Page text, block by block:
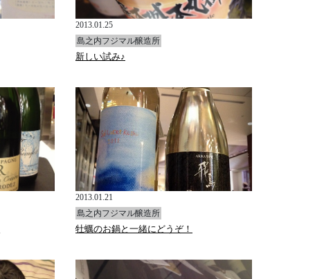
2013.01.25
島之内フジマル醸造所
新しい試み♪
2013.01.21
島之内フジマル醸造所
牡蠣のお鍋と一緒にどうぞ！